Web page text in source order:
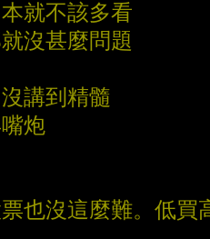
就不該多看
沒甚麼問題
講到精髓
炮
也沒這麼難。低買